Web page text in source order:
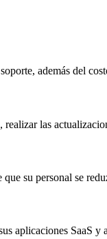
además del
las
su personal se
aplicaciones SaaS y